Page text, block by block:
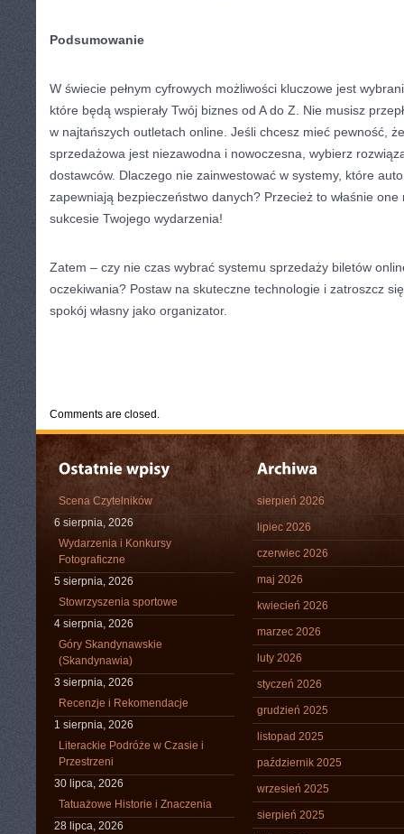
Podsumowanie
W świecie pełnym cyfrowych możliwości kluczowe jest
które będą wspierały Twój biznes od A do Z. Nie musisz
w najtańszych outletach online. Jeśli chcesz mieć pewność,
sprzedażowa jest niezawodna i nowoczesna, wybierz
dostawców. Dlaczego nie zainwestować w systemy, które
zapewniają bezpieczeństwo danych? Przecież to właśnie
sukcesie Twojego wydarzenia!
Zatem – czy nie czas wybrać systemu sprzedaży biletów
oczekiwania? Postaw na skuteczne technologie i zatroszcz
spokój własny jako organizator.
Comments are closed.
Scena Czytelników
6 sierpnia, 2026
Wydarzenia i Konkursy
Fotograficzne
5 sierpnia, 2026
Stowrzyszenia sportowe
4 sierpnia, 2026
Góry Skandynawskie
(Skandynawia)
3 sierpnia, 2026
Recenzje i Rekomendacje
1 sierpnia, 2026
Literackie Podróże w Czasie i
Przestrzeni
30 lipca, 2026
Tatuażowe Historie i Znaczenia
28 lipca, 2026
sierpień 2026
lipiec 2026
czerwiec 2026
maj 2026
kwiecień 2026
marzec 2026
luty 2026
styczeń 2026
grudzień 2025
listopad 2025
październik 2025
wrzesień 2025
sierpień 2025